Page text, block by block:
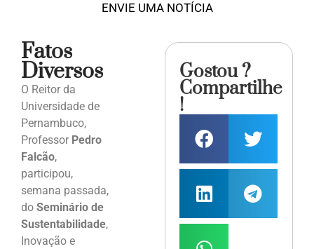
ENVIE UMA NOTÍCIA
Fatos
Diversos
O Reitor da
Universidade de
Pernambuco,
Professor Pedro
Falcão,
participou,
semana passada,
do Seminário de
Sustentabilidade,
Inovação e
Gostou ?
Compartilhe
!